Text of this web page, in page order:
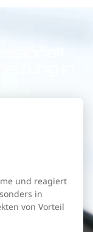
und reagiert
in
von Vorteil